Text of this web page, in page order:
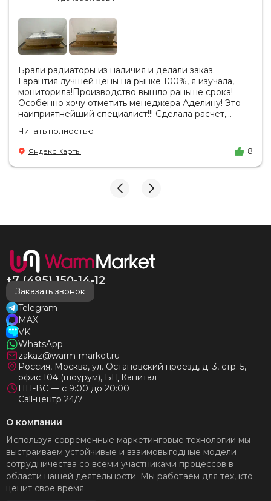
Брали радиаторы из наличия и делали заказ.
Гарантия лучшей цены на рынке 100%, я изучала,
мониторила!Производство вышло раньше срока!
Особенно хочу отметить менеджера Аделину! Это
наиприятнейший специалист!!! Сделала расчет,
цену. Всегда на связи, на все вопросы есть ответы.
Доставка на удобный день, удобное время! Никаких
замечаний, только бесконечное удовольствие от
взаимодействия с ней. Вот это я понимаю - ЛИЦО
И надеюсь наши чудесные радиаторы будут греть
Читать полностью
Яндекс Карты 8
+7 (495) 150-14-12
Заказать звонок
Telegram
MAX
VK
WhatsApp
zakaz@warm-market.ru
Россия, Москва, ул. Остаповский проезд, д. 3, стр. 5,
офис 104 (шоурум), БЦ Капитал
ПН-ВС — с 9:00 до 20:00
Call-центр 24/7
О компании
Используя современные маркетинговые технологии мы
выстраиваем устойчивые и взаимовыгодные модели
сотрудничества со всеми участниками процессов в
области нашей деятельности. Мы работаем для тех, кто
ценит свое время.